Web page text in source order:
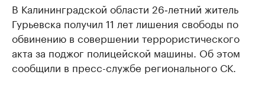
В Калининградской области 26‑летний житель
Гурьевска получил 11 лет лишения свободы по
обвинению в совершении террористического
акта за поджог полицейской машины. Об этом
сообщили в пресс-службе регионального СК.